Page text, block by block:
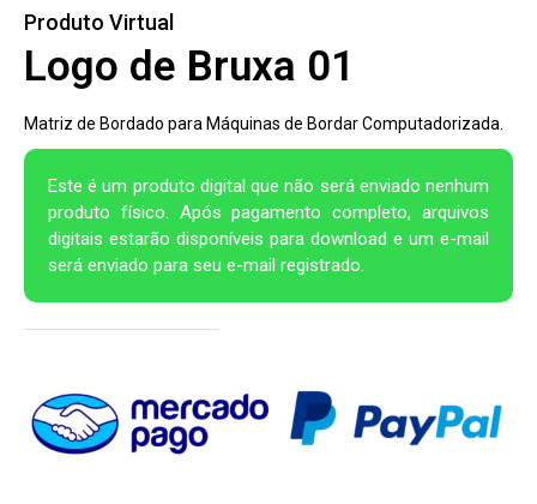
Produto Virtual
Logo de Bruxa 01
Matriz de Bordado para Máquinas de Bordar Computadorizada.
Este é um produto digital que não será enviado nenhum
produto físico. Após pagamento completo, arquivos
digitais estarão disponíveis para download e um e-mail
será enviado para seu e-mail registrado.